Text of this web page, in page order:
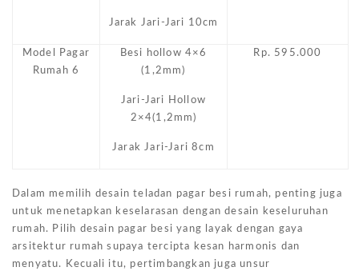
Jarak Jari-Jari 10cm
Model Pagar
Rumah 6
Besi hollow 4×6
(1,2mm)
Jari-Jari Hollow
2×4(1,2mm)
Jarak Jari-Jari 8cm
Rp. 595.000
Dalam memilih desain teladan pagar besi rumah, penting juga
untuk menetapkan keselarasan dengan desain keseluruhan
rumah. Pilih desain pagar besi yang layak dengan gaya
arsitektur rumah supaya tercipta kesan harmonis dan
menyatu. Kecuali itu, pertimbangkan juga unsur